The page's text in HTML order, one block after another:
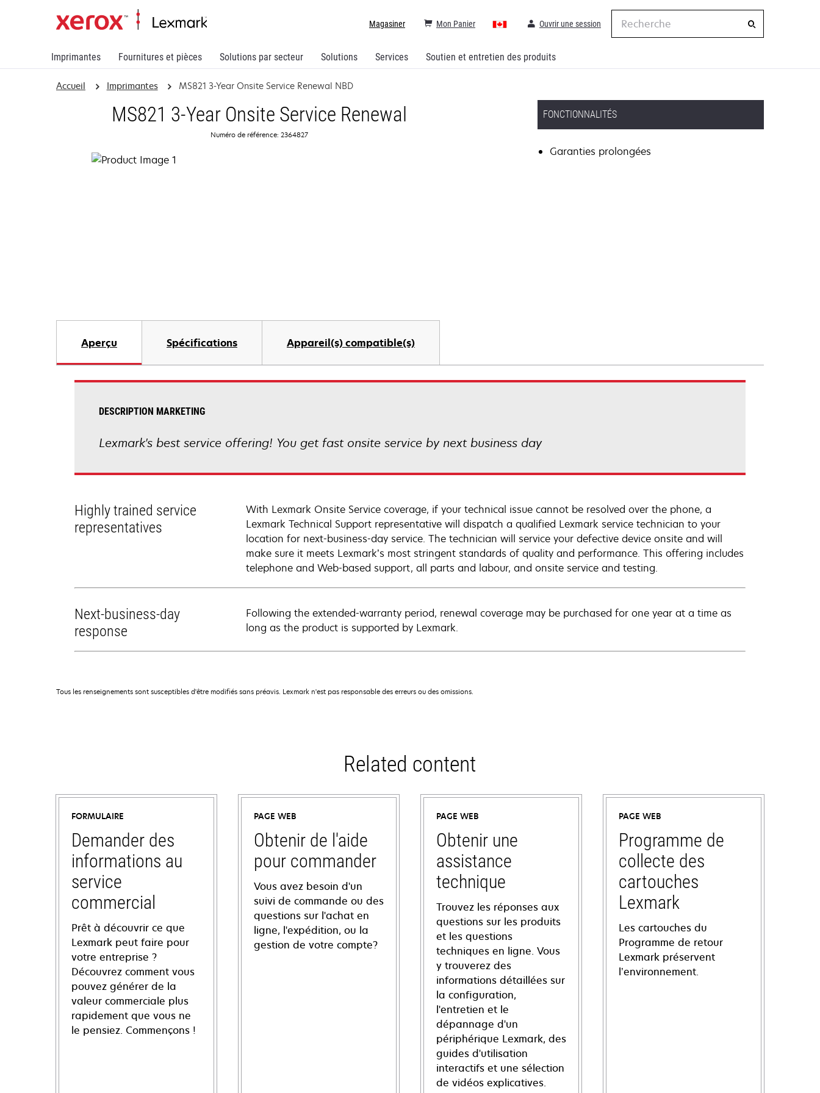
Imprimantes Fournitures et pièces Solutions par secteur Solutions Services Soutien et entretien des produits
Magasiner Mon Panier
Recherche
Ouvrir une session
Accueil Imprimantes MS821 3-Year Onsite Service Renewal NBD
MS821 3-Year Onsite Service Renewal
Numéro de référence: 2364827
FONCTIONNALITÉS
Garanties prolongées
Aperçu Spécifications Appareil(s) compatible(s)
DESCRIPTION MARKETING
Lexmark's best service offering! You get fast onsite service by next business day
Highly trained service
representatives
With Lexmark Onsite Service coverage, if your technical issue cannot be resolved over the phone, a
Lexmark Technical Support representative will dispatch a qualified Lexmark service technician to your
location for next-business-day service. The technician will service your defective device onsite and will
make sure it meets Lexmark’s most stringent standards of quality and performance. This offering includes
telephone and Web-based support, all parts and labour, and onsite service and testing.
Next-business-day
response
Following the extended-warranty period, renewal coverage may be purchased for one year at a time as
long as the product is supported by Lexmark.
Tous les renseignements sont susceptibles d'être modifiés sans préavis. Lexmark n'est pas responsable des erreurs ou des omissions.
Related content
FORMULAIRE
Demander des
informations au
service
commercial
Prêt à découvrir ce que
Lexmark peut faire pour
votre entreprise ?
Découvrez comment vous
pouvez générer de la
valeur commerciale plus
rapidement que vous ne
le pensiez. Commençons !
PAGE WEB
Obtenir de l'aide
pour commander
Vous avez besoin d'un
suivi de commande ou des
questions sur l'achat en
ligne, l'expédition, ou la
gestion de votre compte?
PAGE WEB
Obtenir une
assistance
technique
Trouvez les réponses aux
questions sur les produits
et les questions
techniques en ligne. Vous
y trouverez des
informations détaillées sur
la configuration,
l'entretien et le
dépannage d'un
périphérique Lexmark, des
guides d'utilisation
interactifs et une sélection
de vidéos explicatives.
PAGE WEB
Programme de
collecte des
cartouches
Lexmark
Les cartouches du
Programme de retour
Lexmark préservent
l’environnement.